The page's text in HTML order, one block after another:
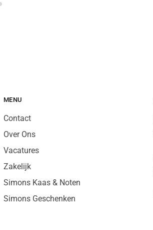
MENU
Contact
Over Ons
Vacatures
Zakelijk
Simons Kaas & Noten
Simons Geschenken